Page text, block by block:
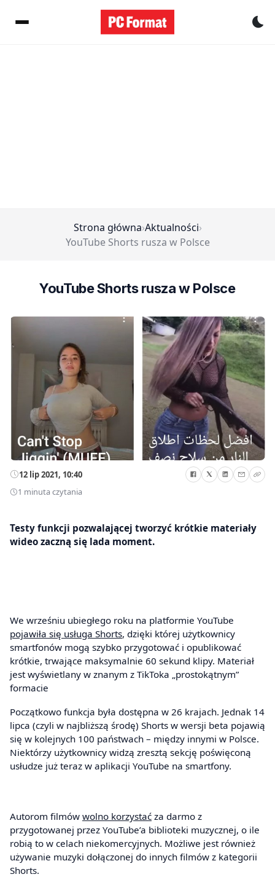
Strona główna›Aktualności›
YouTube Shorts rusza w Polsce
YouTube Shorts rusza w Polsce
12 lip 2021, 10:40
1 minuta czytania
Testy funkcji pozwalającej tworzyć krótkie materiały
wideo zaczną się lada moment.
We wrześniu ubiegłego roku na platformie YouTube
pojawiła się usługa Shorts, dzięki której użytkownicy
smartfonów mogą szybko przygotować i opublikować
krótkie, trwające maksymalnie 60 sekund klipy. Materiał
jest wyświetlany w znanym z TikToka „prostokątnym”
formacie
Początkowo funkcja była dostępna w 26 krajach. Jednak 14
lipca (czyli w najbliższą środę) Shorts w wersji beta pojawią
się w kolejnych 100 państwach – między innymi w Polsce.
Niektórzy użytkownicy widzą zresztą sekcję poświęconą
usłudze już teraz w aplikacji YouTube na smartfony.
Autorom filmów wolno korzystać za darmo z
przygotowanej przez YouTube’a biblioteki muzycznej, o ile
robią to w celach niekomercyjnych. Możliwe jest również
używanie muzyki dołączonej do innych filmów z kategorii
Shorts.